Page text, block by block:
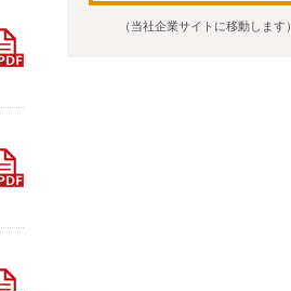
（当社企業サイトに移動します）